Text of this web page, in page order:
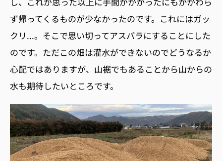
ず帰ってくるものが少なかったのです。これにはガッ
クリ...。そこで思い切ってアスパラにすることにした
のです。ただこの畑は灌水ができないのでどうなるか
心配ではありますが、山裾でもあることから山からの
水も期待したいところです。